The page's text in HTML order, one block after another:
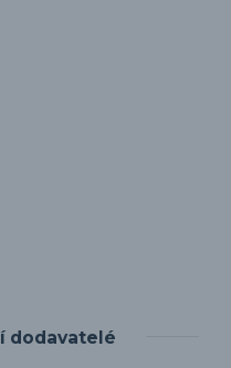
dodavatelé